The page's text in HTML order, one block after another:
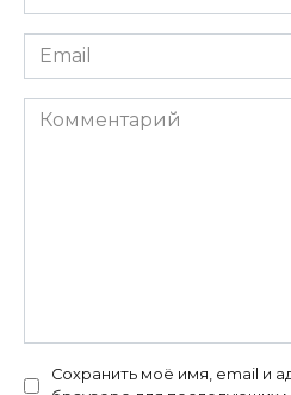
*
Email
*
Комментарий
Сохранить моё имя, email и